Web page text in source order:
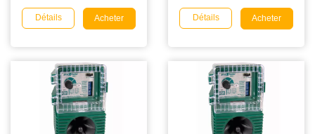
Détails Acheter Détails Acheter